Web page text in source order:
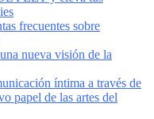
frecuentes sobre
nueva visión de la
íntima a través de
papel de las artes del